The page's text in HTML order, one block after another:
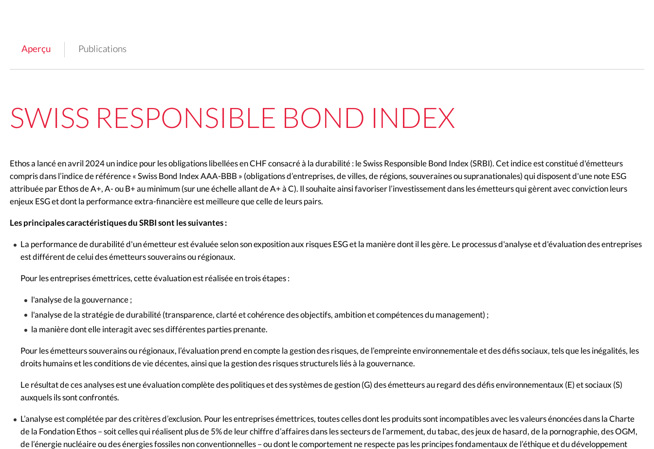
Aperçu Publications
SWISS RESPONSIBLE BOND INDEX
Ethos a lancé en avril 2024 un indice pour les obligations libellées en CHF consacré à la durabilité : le Swiss Responsible Bond Index (SRBI). Cet indice est constitué d'émetteurs
compris dans l’indice de référence « Swiss Bond Index AAA-BBB » (obligations d’entreprises, de villes, de régions, souveraines ou supranationales) qui disposent d'une note ESG
attribuée par Ethos de A+, A- ou B+ au minimum (sur une échelle allant de A+ à C). Il souhaite ainsi favoriser l’investissement dans les émetteurs qui gèrent avec conviction leurs
enjeux ESG et dont la performance extra-financière est meilleure que celle de leurs pairs.
Les principales caractéristiques du SRBI sont les suivantes :
La performance de durabilité d'un émetteur est évaluée selon son exposition aux risques ESG et la manière dont il les gère. Le processus d'analyse et d'évaluation des entreprises
est différent de celui des émetteurs souverains ou régionaux.
Pour les entreprises émettrices, cette évaluation est réalisée en trois étapes :
l'analyse de la gouvernance ;
l'analyse de la stratégie de durabilité (transparence, clarté et cohérence des objectifs, ambition et compétences du management) ;
la manière dont elle interagit avec ses différentes parties prenante.
Pour les émetteurs souverains ou régionaux, l’évaluation prend en compte la gestion des risques, de l’empreinte environnementale et des défis sociaux, tels que les inégalités, les
droits humains et les conditions de vie décentes, ainsi que la gestion des risques structurels liés à la gouvernance.
Le résultat de ces analyses est une évaluation complète des politiques et des systèmes de gestion (G) des émetteurs au regard des défis environnementaux (E) et sociaux (S)
auxquels ils sont confrontés.
L’analyse est complétée par des critères d’exclusion. Pour les entreprises émettrices, toutes celles dont les produits sont incompatibles avec les valeurs énoncées dans la Charte
de la Fondation Ethos – soit celles qui réalisent plus de 5% de leur chiffre d’affaires dans les secteurs de l’armement, du tabac, des jeux de hasard, de la pornographie, des OGM,
de l’énergie nucléaire ou des énergies fossiles non conventionnelles – ou dont le comportement ne respecte pas les principes fondamentaux de l’éthique et du développement